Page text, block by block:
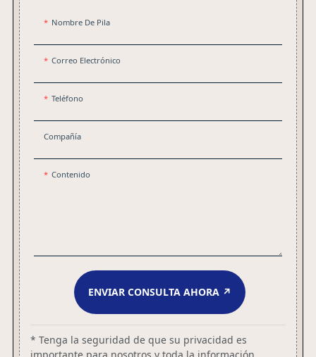
Nombre De Pila
Correo Electrónico
Teléfono
Compañía
Contenido
ENVIAR CONSULTA AHORA ↗
* Tenga la seguridad de que su privacidad es